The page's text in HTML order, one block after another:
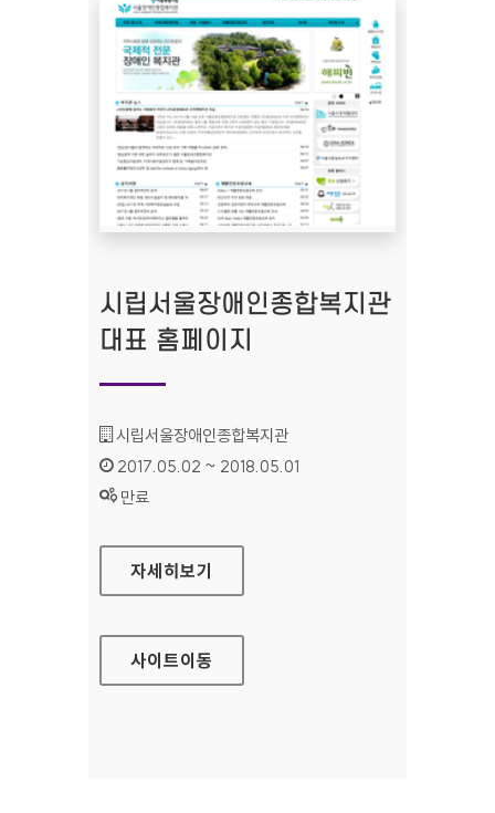
시립서울장애인종합복지관
대표 홈페이지
기관명 :
시립서울장애인종합복지관
인증기간 :
2017.05.02 ~ 2018.05.01
상태 :
만료
시립서울장애인종합복지관 대표 홈페이지
자세히보기
사이트이동